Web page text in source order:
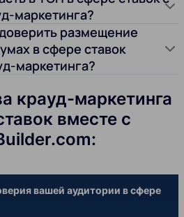
маркетинга?
размещение
в сфере ставок
маркетинга?
крауд-маркетинга
вместе с
вашей аудитории в сфере